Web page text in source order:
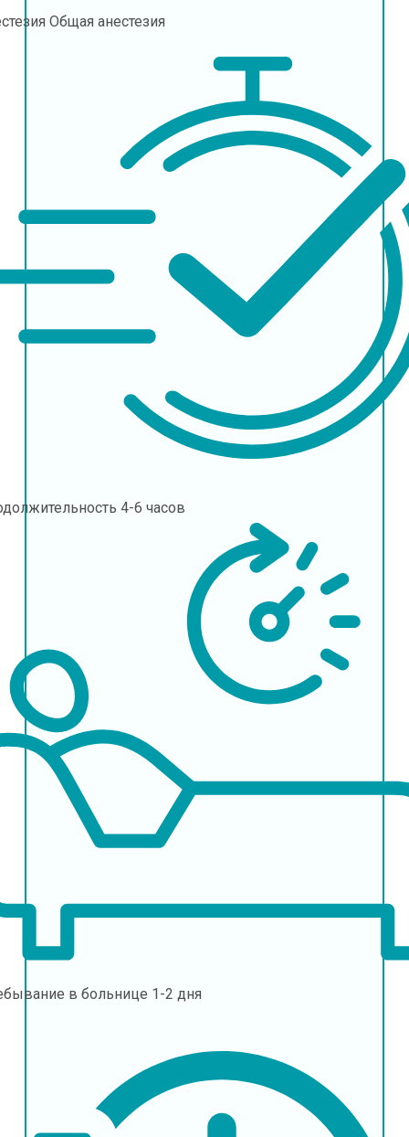
Общая анестезия
4-6 часов
в больнице 1-2 дня